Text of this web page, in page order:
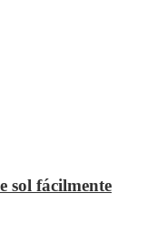
sol fácilmente